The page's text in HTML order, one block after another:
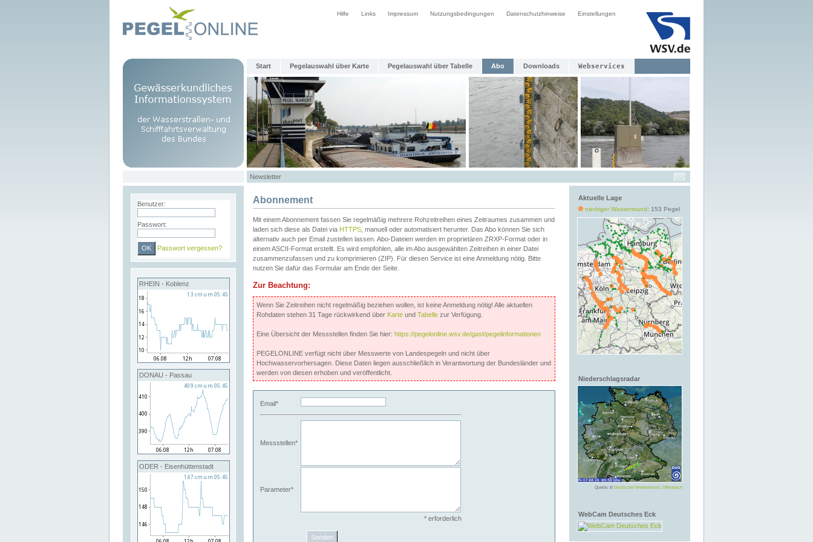
Hilfe Links Impressum Nutzungsbedingungen Datenschutzhinweise Einstellungen
Start Pegelauswahl über Karte Pegelauswahl über Tabelle Abo Downloads Webservices
Newsletter
Benutzer:
Passwort:
Passwort vergessen?
RHEIN - Koblenz
DONAU - Passau
ODER - Eisenhüttenstadt
Aktuelle Lage
niedriger Wasserstand: 153 Pegel
Niederschlagsradar
Quelle: © Deutscher Wetterdienst, Offenbach
WebCam Deutsches Eck
Abonnement
Mit einem Abonnement fassen Sie regelmäßig mehrere Rohzeitreihen eines Zeitraumes zusammen und
laden sich diese als Datei via HTTPS , manuell oder automatisiert herunter. Das Abo können Sie sich
alternativ auch per Email zustellen lassen. Abo-Dateien werden im proprietären ZRXP-Format oder in
einem ASCII-Format erstellt. Es wird empfohlen, alle im Abo ausgewählten Zeitreihen in einer Datei
zusammenzufassen und zu komprimieren (ZIP). Für diesen Service ist eine Anmeldung nötig. Bitte
nutzen Sie dafür das Formular am Ende der Seite.
Zur Beachtung:
Wenn Sie Zeitreihen nicht regelmäßig beziehen wollen, ist keine Anmeldung nötig! Alle aktuellen
Rohdaten stehen 31 Tage rückwirkend über Karte und Tabelle zur Verfügung.
Eine Übersicht der Messstellen finden Sie hier: https://pegelonline.wsv.de/gast/pegelinformationen
PEGELONLINE verfügt nicht über Messwerte von Landespegeln und nicht über
Hochwasservorhersagen. Diese Daten liegen ausschließlich in Verantwortung der Bundesländer und
werden von diesen erhoben und veröffentlicht.
Email*
Messstellen*
Parameter*
* erforderlich